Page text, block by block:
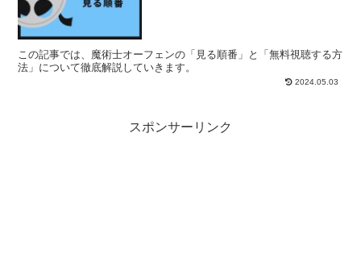
この記事では、魔術士オーフェンの「見る順番」と「無料視聴する方
法」について徹底解説していきます。
2024.05.03
スポンサーリンク